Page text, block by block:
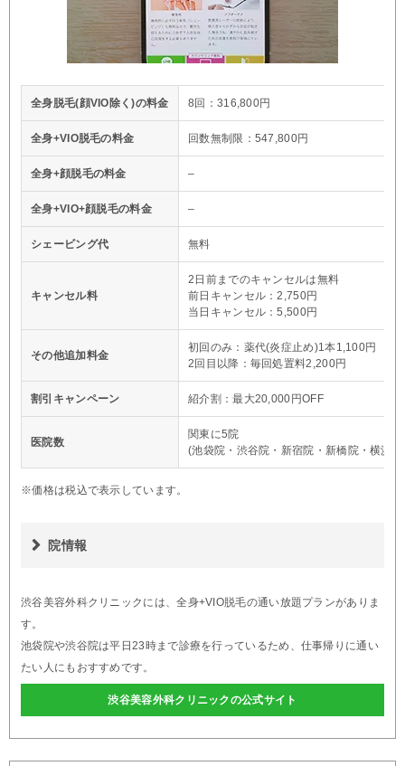
全身脱毛(顔VIO除く)の料金 8回：316,800円
全身+VIO脱毛の料金 回数無制限：547,800円
全身+顔脱毛の料金 –
全身+VIO+顔脱毛の料金 –
シェービング代 無料
キャンセル料
2日前までのキャンセルは無料
前日キャンセル：2,750円
当日キャンセル：5,500円
その他追加料金
初回のみ：薬代(炎症止め)1本1,100円
2回目以降：毎回処置料2,200円
割引キャンペーン 紹介割：最大20,000円OFF
医院数
関東に5院
(池袋院・渋谷院・新宿院・新橋院・横浜
※価格は税込で表示しています。
院情報
渋谷美容外科クリニックには、全身+VIO脱毛の通い放題プランがありま
す。
池袋院や渋谷院は平日23時まで診療を行っているため、仕事帰りに通い
たい人にもおすすめです。
渋谷美容外科クリニックの公式サイト